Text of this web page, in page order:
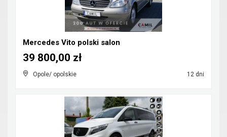
Mercedes Vito polski salon
Opole/ opolskie 12 dni
39 800,00 zł